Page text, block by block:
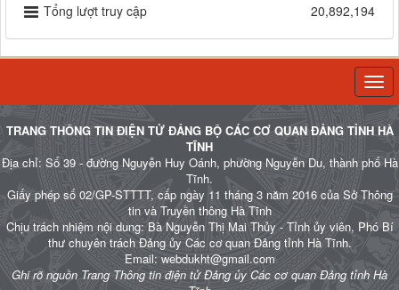
Tổng lượt truy cập
20,892,194
TRANG THÔNG TIN ĐIỆN TỬ ĐẢNG BỘ CÁC CƠ QUAN ĐẢNG TỈNH HÀ
TĨNH
Địa chỉ: Số 39 - đường Nguyễn Huy Oánh, phường Nguyễn Du, thành phố Hà
Tĩnh.
Giấy phép số 02/GP-STTTT, cấp ngày 11 tháng 3 năm 2016 của Sở Thông
tin và Truyền thông Hà Tĩnh
Chịu trách nhiệm nội dung: Bà Nguyễn Thị Mai Thủy - Tỉnh ủy viên, Phó Bí
thư chuyên trách Đảng ủy Các cơ quan Đảng tỉnh Hà Tĩnh.
Email: webdukht@gmail.com
Ghi rõ nguồn Trang Thông tin điện tử Đảng ủy Các cơ quan Đảng tỉnh Hà